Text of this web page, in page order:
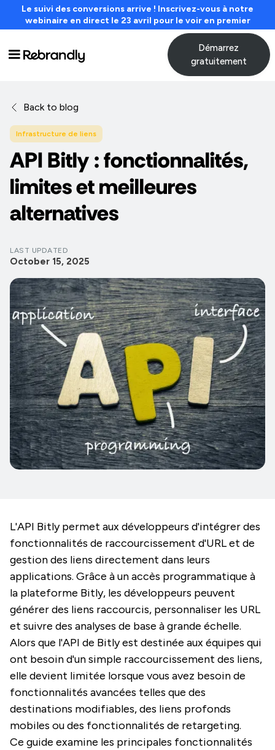
Le suivi des conversions arrive ! Inscrivez-vous à notre
webinaire en direct le 23 avril pour le voir en premier
Démarrez
gratuitement
Back to blog
Infrastructure de liens
API Bitly : fonctionnalités,
limites et meilleures
alternatives
LAST UPDATED
October 15, 2025
L'API Bitly permet aux développeurs d'intégrer des
fonctionnalités de raccourcissement d'URL et de
gestion des liens directement dans leurs
applications. Grâce à un accès programmatique à
la plateforme Bitly, les développeurs peuvent
générer des liens raccourcis, personnaliser les URL
et suivre des analyses de base à grande échelle.
Alors que l'API de Bitly est destinée aux équipes qui
ont besoin d'un simple raccourcissement des liens,
elle devient limitée lorsque vous avez besoin de
fonctionnalités avancées telles que des
destinations modifiables, des liens profonds
mobiles ou des fonctionnalités de retargeting.
Ce guide examine les principales fonctionnalités